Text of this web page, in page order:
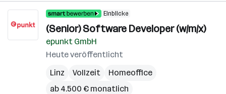
Einblicke
(Senior) Software Developer (w/m/x)
epunkt GmbH
Heute veröffentlicht
Linz
Vollzeit
Homeoffice
ab 4.500 € monatlich